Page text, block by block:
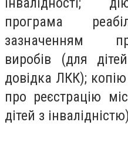
програма
зазначенням
виробів (для
довідка ЛКК);
про реєстрацію
дітей з